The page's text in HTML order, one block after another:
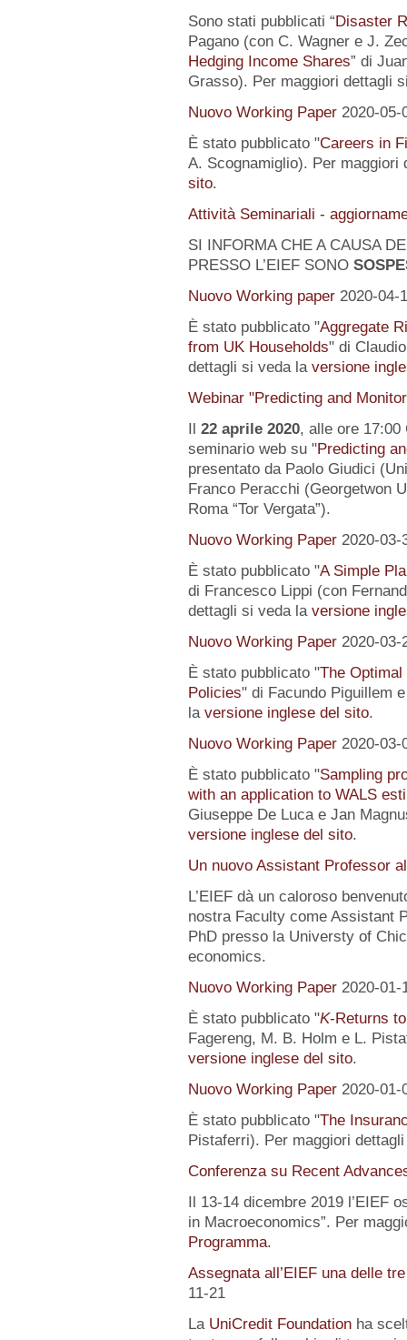
Sono stati pubblicati “Disaster
Pagano (con C. Wagner e J.
Hedging Income Shares” di
Grasso). Per maggiori dettagli
Nuovo Working Paper 2020-05-
È stato pubblicato "Careers in
A. Scognamiglio). Per
sito.
Attività Seminariali -
SI INFORMA CHE A CAUSA
PRESSO L’EIEF SONO
Nuovo Working paper 2020-04-
È stato pubblicato "Aggregate
from UK Households" di
dettagli si veda la versione
Webinar "Predicting and
Il 22 aprile 2020, alle ore 17:00
seminario web su "Predicting
presentato da Paolo Giudici
Franco Peracchi (Georgetwon
Roma “Tor Vergata”).
Nuovo Working Paper 2020-03-
È stato pubblicato "A Simple
di Francesco Lippi (con
dettagli si veda la versione
Nuovo Working Paper 2020-03-
È stato pubblicato "The Optimal
Policies" di Facundo Piguillem
la versione inglese del sito.
Nuovo Working Paper 2020-03-
È stato pubblicato "Sampling
with an application to WALS
Giuseppe De Luca e Jan
versione inglese del sito.
Un nuovo Assistant Professor
L’EIEF dà un caloroso
nostra Faculty come Assistant
PhD presso la Universty of
economics.
Nuovo Working Paper 2020-01-
È stato pubblicato "K-Returns
Fagereng, M. B. Holm e L.
versione inglese del sito.
Nuovo Working Paper 2020-01-
È stato pubblicato "The
Pistaferri). Per maggiori
Conferenza su Recent
Il 13-14 dicembre 2019 l’EIEF
in Macroeconomics”. Per
Programma.
Assegnata all’EIEF una delle
11-21
La UniCredit Foundationha